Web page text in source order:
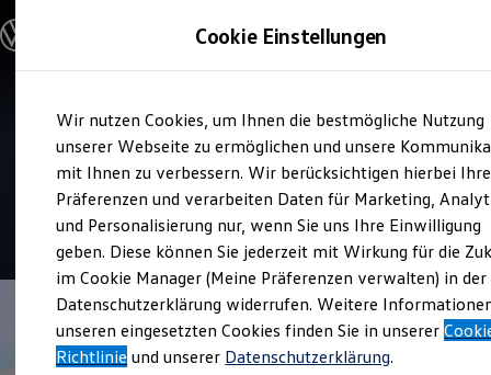
Hauptinhalt
springen
Footer
springen
Modelle und Konfigurator
Modelle vergleichen
Elektroautos
ENERGY Sondermodelle
Nutzfahrzeuge
SUV und CUV
Familienautos
Kombis
Kompaktwagen
Sportwagen
Schnell verfügbare Fahrzeuge
Angebote und Produkte
Aktuelle Angebote
E-Auto-Förderung
Volkswagen Marktplatz
Service
Gottfried Schultz
Automobilhandels SE
4.5|101 Bewertungen
Cookie Einstellungen
Wir nutzen Cookies, um Ihnen die bestmögliche Nutzung
unserer Webseite zu ermöglichen und unsere
mit Ihnen zu verbessern. Wir berücksichtigen hierbei Ihre
Präferenzen und verarbeiten Daten für Marketing,
und Personalisierung nur, wenn Sie uns Ihre Einwilligung
geben. Diese können Sie jederzeit mit Wirkung für die
im Cookie Manager (Meine Präferenzen verwalten) in der
Datenschutzerklärung widerrufen. Weitere
unseren eingesetzten Cookies finden Sie in unserer
Richtlinie und unserer Datenschutzerklärung.